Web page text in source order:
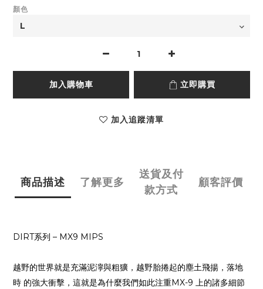
顏色
加入購物車 立即購買
加入追蹤清單
商品描述 了解更多
送貨及付
款方式
顧客評價
DIRT系列 – MX9 MIPS
越野的世界就是充滿泥濘與粗獷，越野胎捲起的塵土飛揚，落地
時 的強大衝擊，這就是為什麼我們如此注重MX-9 上的諸多細節